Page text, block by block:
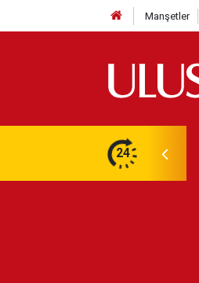
Manşetler
24
en yüksek seviyesine çıktı